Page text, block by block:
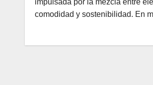
comodidad y sostenibilidad. En